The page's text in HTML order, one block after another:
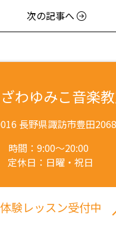
次の記事へ
わゆみこ音楽
長野県諏訪市豊田
時間：9:00～20:00
定休日：日曜・祝日
体験レッスン受付中